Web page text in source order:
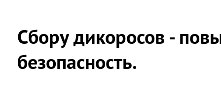
Сбору дикоросов -
безопасность.